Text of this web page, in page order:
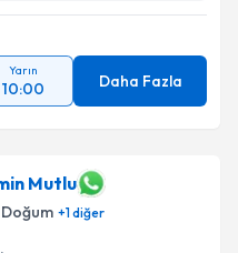
Yarın
10:00 Daha Fazla
Mutlu
Doğum +1diğer